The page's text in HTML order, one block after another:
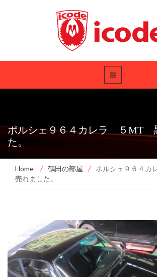
ポルシェ９６４カレラ ５MT
た。
Home / 鶴田の部屋 /
ポルシェ９６４
売れました。